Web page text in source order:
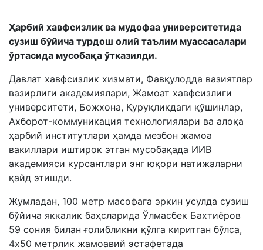
Ҳарбий хавфсизлик ва мудофаа университетида
сузиш бўйича турдош олий таълим муассасалари
ўртасида мусобақа ўтказилди.
Давлат хавфсизлик хизмати, Фавқулодда вазиятлар
вазирлиги академиялари, Жамоат хавфсизлиги
университети, Божхона, Қуруқликдаги қўшинлар,
Ахборот-коммуникация технологиялари ва алоқа
ҳарбий институтлари ҳамда мезбон жамоа
вакиллари иштирок этган мусобақада ИИВ
академияси курсантлари энг юқори натижаларни
қайд этишди.
Жумладан, 100 метр масофага эркин усулда сузиш
бўйича яккалик баҳсларида Ўлмасбек Бахтиёров
59 сония билан ғолибликни қўлга киритган бўлса,
4х50 метрлик жамоавий эстафетада